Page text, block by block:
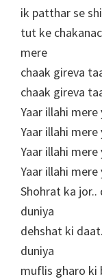
ik patthar se
tut ke
mere
chaak gireva
chaak gireva
Yaar illahi mere
Yaar illahi mere
Yaar illahi mere
Yaar illahi mere
Shohrat ka
duniya
dehshat ki
duniya
muflis gharo ki